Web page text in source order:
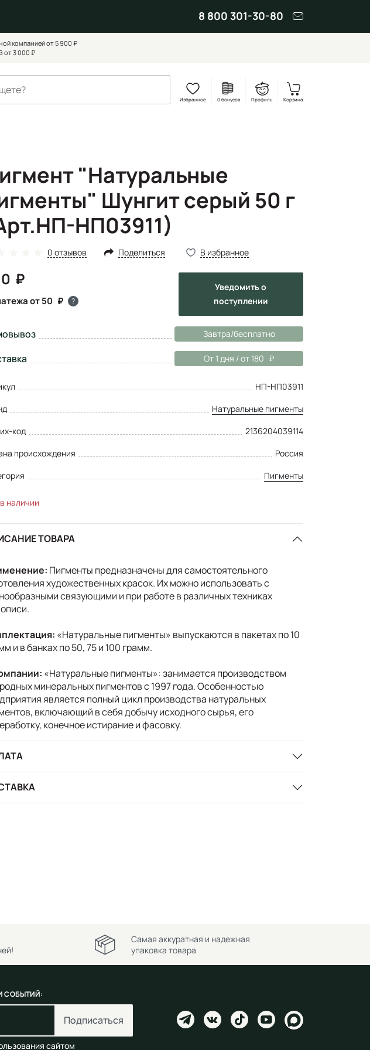
8 800 301-30-80
компанией от 5 900 ₽
от 3 000 ₽
Избранное 0 бонусов Профиль Корзина
"Натуральные
Шунгит серый 50 г
НП03911)
0 отзывов Поделиться В избранное
от 50 ?
Уведомитьо
поступлении
Завтра/бесплатно
От 1 дня / от 180
НП-НП03911
Натуральные пигменты
код
2136204039114
происхождения
Россия
Пигменты
наличии
ТОВАРА
Пигменты предназначены для самостоятельного
художественных красок. Их можно использовать с
связующими и при работе в различных техниках
«Натуральные пигменты» выпускаются в пакетах по 10
и в банках по 50, 75 и 100 грамм.
«Натуральные пигменты»: занимается производством
минеральных пигментов с 1997 года. Особенностью
является полный цикл производства натуральных
включающий в себя добычу исходного сырья, его
конечное истирание и фасовку.
Самая аккуратная и надежная
упаковка товара
СОБЫТИЙ:
Подписаться
сайтом